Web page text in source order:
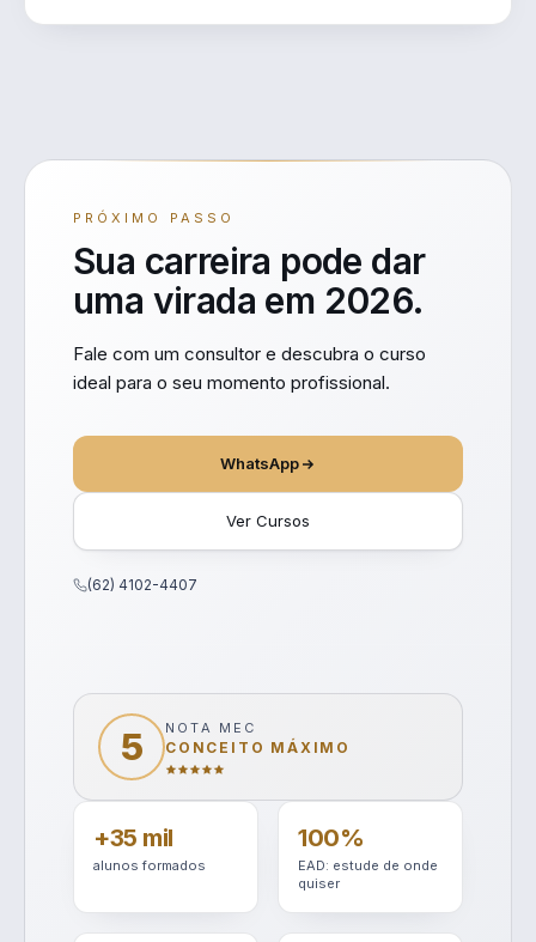
PRÓXIMO PASSO
Sua carreira pode dar
uma virada em 2026.
Fale com um consultor e descubra o curso
ideal para o seu momento profissional.
WhatsApp
Ver Cursos
(62) 4102-4407
5 NOTA MEC
CONCEITO MÁXIMO
+35 mil
alunos formados
100%
EAD: estude de onde
quiser